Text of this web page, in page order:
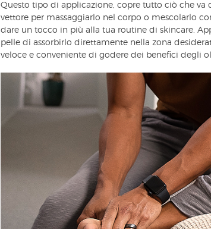
Questo tipo di applicazione, copre tutto ciò che va
vettore per massaggiarlo nel corpo o mescolarlo
dare un tocco in più alla tua routine di skincare.
pelle di assorbirlo direttamente nella zona
veloce e conveniente di godere dei benefici degli oli